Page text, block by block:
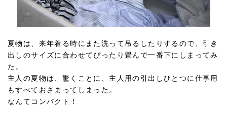
夏物は、来年着る時にまた洗って吊るしたりするので、引き
出しのサイズに合わせてぴったり畳んで一番下にしまってみ
た。
主人の夏物は、驚くことに、主人用の引出しひとつに仕事用
もすべておさまってしまった。
なんてコンパクト！